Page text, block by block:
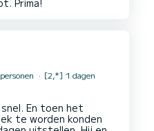
[2,*] 1 dagen
En toen het
te worden konden